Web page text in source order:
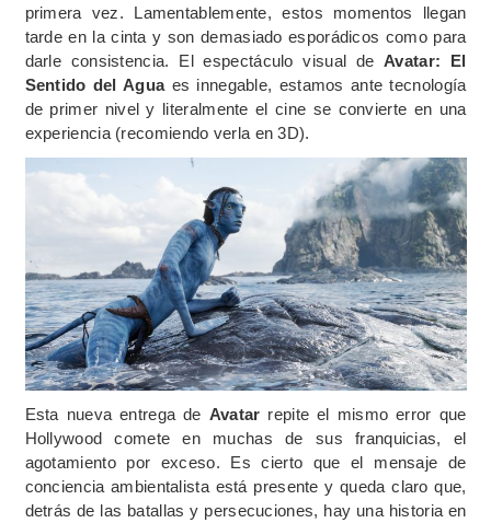
primera vez. Lamentablemente, estos momentos llegan
tarde en la cinta y son demasiado esporádicos como para
darle consistencia. El espectáculo visual deAvatar: El
Sentido del Aguaes innegable, estamos ante tecnología
de primer nivel y literalmente el cine se convierte en una
experiencia (recomiendo verla en 3D).
Esta nueva entrega de Avatar repite el mismo error que
Hollywood comete en muchas de sus franquicias, el
agotamiento por exceso. Es cierto que el mensaje de
conciencia ambientalista está presente y queda claro que,
detrás de las batallas y persecuciones, hay una historia en